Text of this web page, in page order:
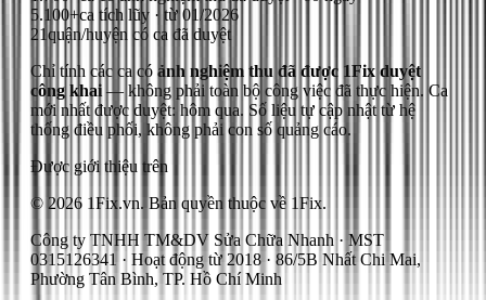
5.100+ca tích lũy · từ 01/2026
21quận/huyện có ca đã duyệt
Chỉ tính các ca có ảnh nghiệm thu đã được 1Fix duyệt
công khai— không phải toàn bộ công việc đã thực hiện. Ca
mới nhất được duyệt: hôm qua. Số liệu tự cập nhật từ hệ
thống điều phối, không phải con số quảng cáo.
Được giới thiệu trên
© 2026 1Fix.vn. Bản quyền thuộc về 1Fix.
Công ty TNHH TM&DV Sửa Chữa Nhanh · MST
0315126341 · Hoạt động từ 2018 · 86/5B Nhất Chi Mai,
Phường Tân Bình, TP. Hồ Chí Minh